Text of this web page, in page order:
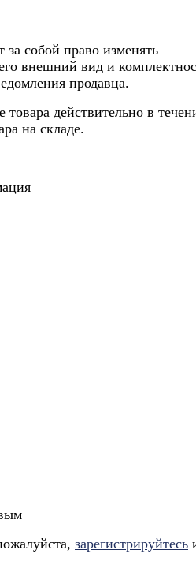
за собой право изменять
внешний вид и
продавца.
действительно в
на складе.
зарегистрируйтесь